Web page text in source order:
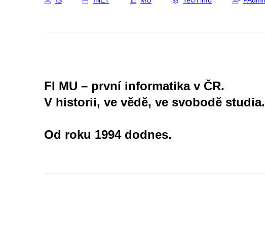
FI MU – první informatika v ČR.
V historii, ve vědě, ve svobodě studia.
Od roku 1994 dodnes.